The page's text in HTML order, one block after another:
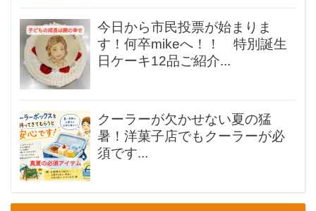
今日から市民投票が始まりま
す！何卒mikeへ！！ 特別誕生
日ケーキ12品ご紹介...
クーラーが欠かせない夏の猛
暑！洋菓子店でもクーラーが必
須です...